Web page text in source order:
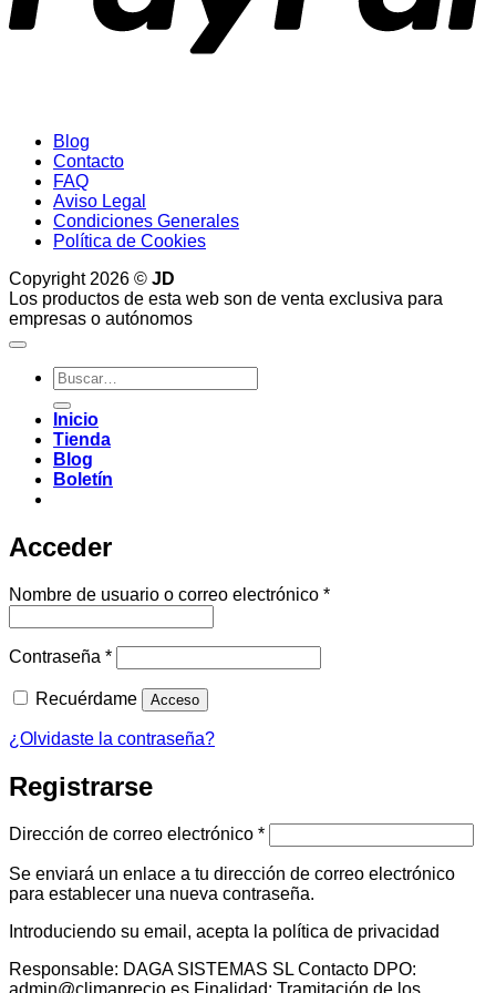
Blog
Contacto
FAQ
Aviso Legal
Condiciones Generales
Política de Cookies
Copyright 2026 © JD
Los productos de esta web son de venta exclusiva para
empresas o autónomos
Buscar
por:
Inicio
Tienda
Blog
Boletín
Acceder
Nombre de usuario o correo electrónico *Obligatorio
Contraseña *Obligatorio
Recuérdame Acceso
¿Olvidaste la contraseña?
Registrarse
Dirección de correo electrónico *Obligatorio
Se enviará un enlace a tu dirección de correo electrónico
para establecer una nueva contraseña.
Introduciendo su email, acepta la política de privacidad
Responsable: DAGA SISTEMAS SL Contacto DPO: